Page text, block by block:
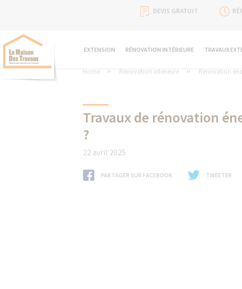
DEVIS GRATUIT
EXTENSION RÉNOVATION INTÉRIEURE TRAVAUX
Home Rénovation intérieure Rénovation
Travaux de rénovation
?
22 avril 2025
PARTAGER SUR FACEBOOK TWEETER